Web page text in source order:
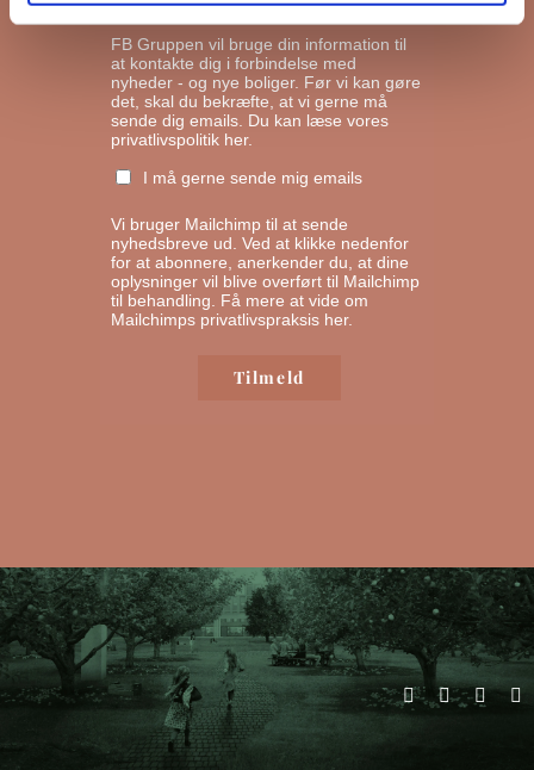
Markedsføringstilladelse
FB Gruppen vil bruge din information til
at kontakte dig i forbindelse med
nyheder - og nye boliger. Før vi kan gøre
det, skal du bekræfte, at vi gerne må
sende dig emails. Du kan læse vores
privatlivspolitik her.
I må gerne sende mig emails
Vi bruger Mailchimp til at sende
nyhedsbreve ud. Ved at klikke nedenfor
for at abonnere, anerkender du, at dine
oplysninger vil blive overført til Mailchimp
til behandling. Få mere at vide om
Mailchimps privatlivspraksis her.